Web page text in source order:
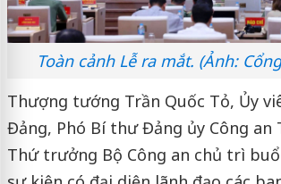
Toàn cảnh Lễ ra mắt. (Ảnh:
Thượng tướng Trần Quốc Tỏ, Ủy
Đảng, Phó Bí thư Đảng ủy Công an
Thứ trưởng Bộ Công an chủ trì